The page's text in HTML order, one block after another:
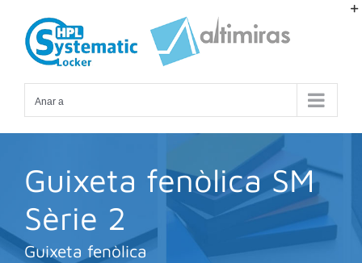
content
Anar a
Guixeta fenòlica SM
Sèrie 2
Guixeta fenòlica